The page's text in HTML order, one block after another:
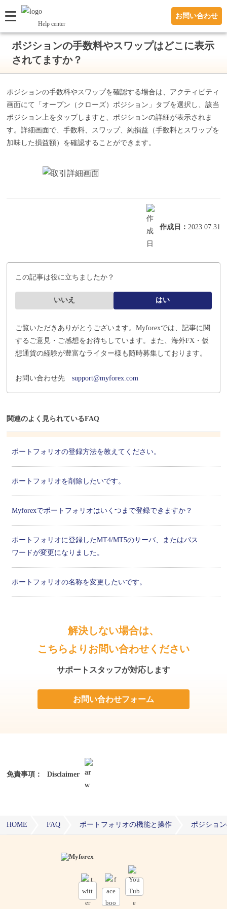
Help center
お問い合わせ
ポジションの手数料やスワップはどこに表示
されてますか？
ポジションの手数料やスワップを確認する場合は、アクティビティ
画面にて「オープン（クローズ）ポジション」タブを選択し、該当
ポジション上をタップしますと、ポジションの詳細が表示されま
す。詳細画面で、手数料、スワップ、純損益（手数料とスワップを
加味した損益額）を確認することができます。
作成日 ： 2023.07.31
この記事は役に立ちましたか？
いいえ はい
ご覧いただきありがとうございます。Myforexでは、記事に関
するご意見・ご感想をお待ちしています。
また、海外FX・仮
想通貨の経験が豊富なライター様も随時募集しております。
お問い合わせ先support@myforex.com
関連のよく見られているFAQ
ポートフォリオの登録方法を教えてください。
ポートフォリオを削除したいです。
Myforexでポートフォリオはいくつまで登録できますか？
ポートフォリオに登録したMT4/MT5のサーバ、またはパス
ワードが変更になりました。
ポートフォリオの名称を変更したいです。
解決しない場合は、
こちらよりお問い合わせください
サポートスタッフが対応します
お問い合わせフォーム
免責事項： Disclaimer
HOME FAQ ポートフォリオの機能と操作 ポジショ